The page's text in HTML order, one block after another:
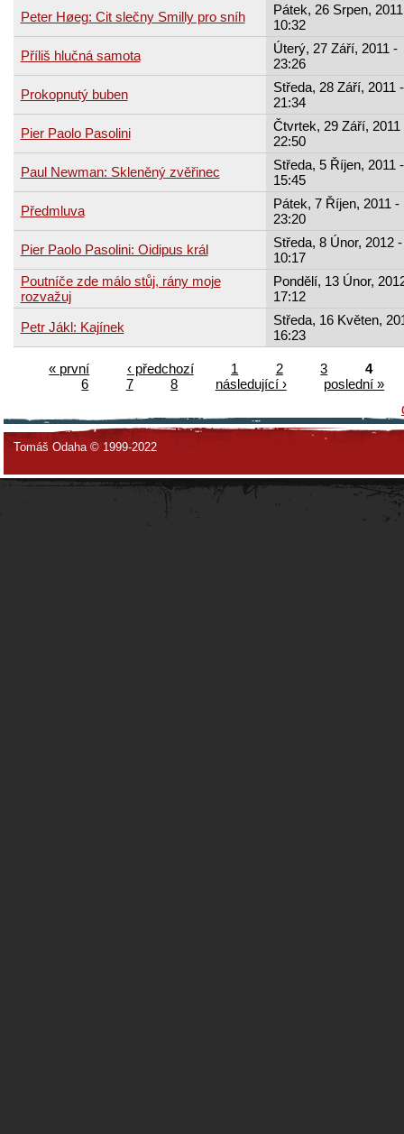
Peter Høeg: Cit slečny Smilly pro sníh
Pátek, 26 Srpen,
10:32
Příliš hlučná samota
Úterý, 27 Září, 2011 -
23:26
Prokopnutý buben
Středa, 28 Září, 2011 -
21:34
Pier Paolo Pasolini
Čtvrtek, 29 Září, 2011
22:50
Paul Newman: Skleněný zvěřinec
Středa, 5 Říjen, 2011 -
15:45
Předmluva
Pátek, 7 Říjen, 2011 -
23:20
Pier Paolo Pasolini: Oidipus král
Středa, 8 Únor, 2012 -
10:17
Poutníče zde málo stůj, rány moje
rozvažuj
Pondělí, 13 Únor,
17:12
Petr Jákl: Kajínek
Středa, 16 Květen,
16:23
« první ‹ předchozí 1 2 3
4
6
7 8 následující ›
poslední »
Tomáš Odaha © 1999-2022